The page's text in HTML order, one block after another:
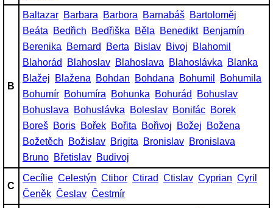
B
Baltazar Barbara Barbora Barnabáš Bartoloměj
Beáta
Bedřich Bedřiška Běla Benedikt Benjamín
Berenika
Bernard Berta Bislav Bivoj
Blahomil
Blahorád
Blahoslav Blahoslava Blahoslávka
Blanka
Blažej
Blažena Bohdan Bohdana Bohumil
Bohumila
Bohumír Bohumíra Bohunka Bohurád
Bohuslav
Bohuslava
Bohuslávka Boleslav Bonifác Borek
Boreš Boris Bořek Bořita Bořivoj Božej
Božena
Božetěch
Božislav Brigita Bronislav Bronislava
Bruno Břetislav Budivoj
C
Cecílie Celestýn Ctibor Ctirad Ctislav Cyprian Cyril
Čeněk Česlav Čestmír